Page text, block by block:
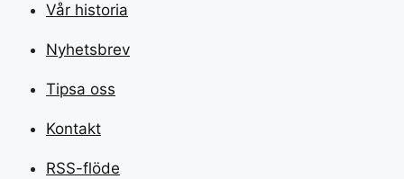
Vår historia
Nyhetsbrev
Tipsa oss
Kontakt
RSS-flöde